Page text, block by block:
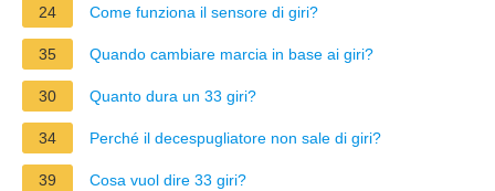
24 Come funziona il sensore di giri?
35 Quando cambiare marcia in base ai giri?
30 Quanto dura un 33 giri?
34 Perché il decespugliatore non sale di giri?
39 Cosa vuol dire 33 giri?